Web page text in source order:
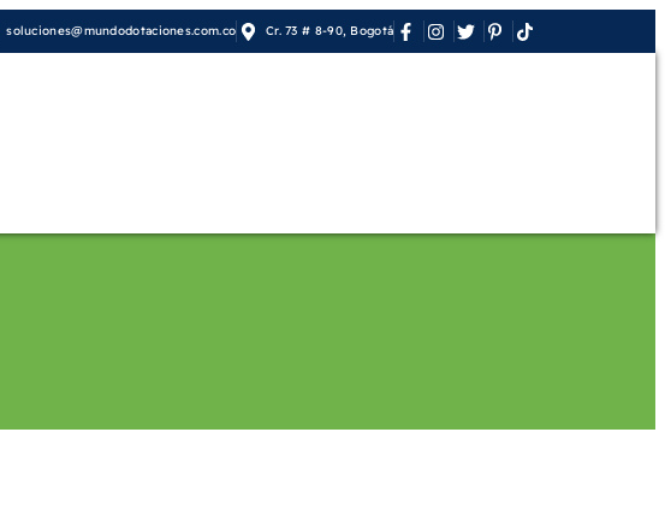
soluciones@mundodotaciones.com.co Cr. 73 # 8-90, Bogotá